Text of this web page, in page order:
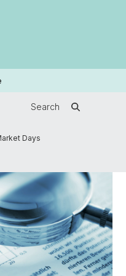
Search
Days